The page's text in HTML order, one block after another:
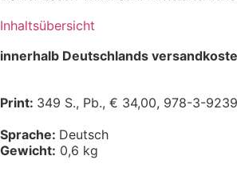
Inhaltsübersicht
innerhalb Deutschlands
Print: 349 S., Pb., € 34,00, 978-3-
Sprache: Deutsch
Gewicht: 0,6 kg